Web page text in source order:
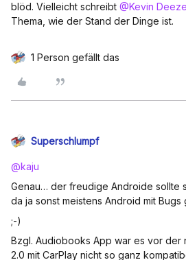
blöd. Vielleicht schreibt @Kevin
Thema, wie der Stand der Dinge ist.
1 Person gefällt das
Superschlumpf
@kaju
Genau… der freudige Androide sollte
da ja sonst meistens Android mit Bugs
;-)
Bzgl. Audiobooks App war es vor der
2.0 mit CarPlay nicht so ganz